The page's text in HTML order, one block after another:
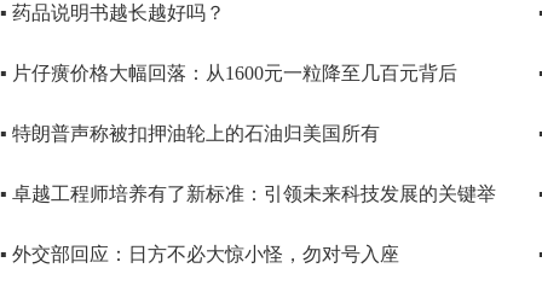
▪ 药品说明书越长越好吗？
▪ 片仔癀价格大幅回落：从1600元一粒降至几百元背后
▪ 特朗普声称被扣押油轮上的石油归美国所有
▪ 卓越工程师培养有了新标准：引领未来科技发展的关键举
▪ 外交部回应：日方不必大惊小怪，勿对号入座